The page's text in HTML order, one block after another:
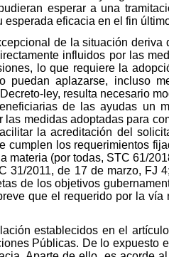
esperar a una
eficacia en el fin
de la situación
influidos por las
lo que requiere la
aplazarse, incluso
ley, resulta necesario
de las ayudas un
medidas adoptadas para
la acreditación del
cumplen los requerimientos
(por todas, STC 61/
2011, de 17 de marzo, FJ
de los objetivos
que el requerido por la
establecidos en el
Públicas. De lo expuesto